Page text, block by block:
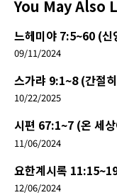
You May Also
느헤미야 7:5~60 (신
09/11/2024
스가랴 9:1~8 (간절
10/22/2025
시편 67:1~7 (온 세
11/06/2024
요한계시록
12/06/2024